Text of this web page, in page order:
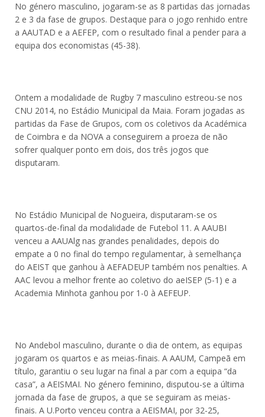
No género masculino, jogaram-se as 8 partidas das jornadas
2 e 3 da fase de grupos. Destaque para o jogo renhido entre
a AAUTAD e a AEFEP, com o resultado final a pender para a
equipa dos economistas (45-38).
Ontem a modalidade de Rugby 7 masculino estreou-se nos
CNU 2014, no Estádio Municipal da Maia. Foram jogadas as
partidas da Fase de Grupos, com os coletivos da Académica
de Coimbra e da NOVA a conseguirem a proeza de não
sofrer qualquer ponto em dois, dos três jogos que
disputaram.
No Estádio Municipal de Nogueira, disputaram-se os
quartos-de-final da modalidade de Futebol 11. A AAUBI
venceu a AAUAlg nas grandes penalidades, depois do
empate a 0 no final do tempo regulamentar, à semelhança
do AEIST que ganhou à AEFADEUP também nos penalties. A
AAC levou a melhor frente ao coletivo do aeISEP (5-1) e a
Academia Minhota ganhou por 1-0 à AEFEUP.
No Andebol masculino, durante o dia de ontem, as equipas
jogaram os quartos e as meias-finais. A AAUM, Campeã em
título, garantiu o seu lugar na final a par com a equipa “da
casa”, a AEISMAI. No género feminino, disputou-se a última
jornada da fase de grupos, a que se seguiram as meias-
finais. A U.Porto venceu contra a AEISMAI, por 32-25,